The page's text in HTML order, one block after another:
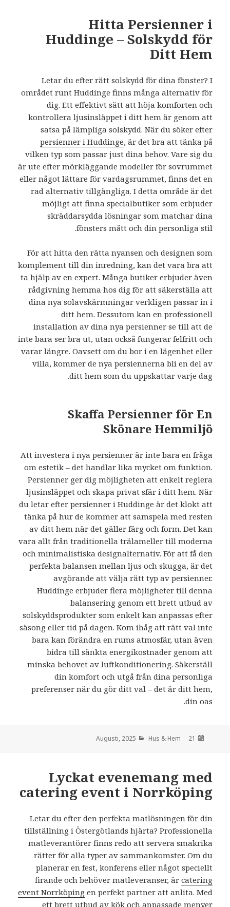
Hitta Persienner i
Huddinge – Solskydd för
Ditt Hem
Letar du efter rätt solskydd för dina fönster? I
området runt Huddinge finns många alternativ för
dig. Ett effektivt sätt att höja komforten och
kontrollera ljusinsläppet i ditt hem är genom att
satsa på lämpliga solskydd. När du söker efter
persienner i Huddinge, är det bra att tänka på
vilken typ som passar just dina behov. Vare sig du
är ute efter mörkläggande modeller för sovrummet
eller något lättare för vardagsrummet, finns det en
rad alternativ tillgängliga. I detta område är det
möjligt att finna specialbutiker som erbjuder
skräddarsydda lösningar som matchar dina
fönsters mått och din personliga stil.
För att hitta den rätta nyansen och designen som
komplement till din inredning, kan det vara bra att
ta hjälp av en expert. Många butiker erbjuder även
rådgivning hemma hos dig för att säkerställa att
dina nya solavskärmningar verkligen passar in i
ditt hem. Dessutom kan en professionell
installation av dina nya persienner se till att de
inte bara ser bra ut, utan också fungerar felfritt och
varar längre. Oavsett om du bor i en lägenhet eller
villa, kommer de nya persiennerna bli en del av
ditt hem som du uppskattar varje dag.
Skaffa Persienner för En
Skönare Hemmiljö
Att investera i nya persienner är inte bara en fråga
om estetik – det handlar lika mycket om funktion.
Persienner ger dig möjligheten att enkelt reglera
ljusinsläppet och skapa privat sfär i ditt hem. När
du letar efter persienner i Huddinge är det klokt att
tänka på hur de kommer att samspela med resten
av ditt hem när det gäller färg och form. Det kan
vara allt från traditionella trälameller till moderna
och minimalistiska designalternativ. För att få den
perfekta balansen mellan ljus och skugga, är det
avgörande att välja rätt typ av persienner.
Huddinge erbjuder flera möjligheter till denna
balansering genom ett brett utbud av
solskyddsprodukter som enkelt kan anpassas efter
säsong eller tid på dagen. Kom ihåg att rätt val inte
bara kan förändra en rums atmosfär, utan även
bidra till sänkta energikostnader genom att
minska behovet av luftkonditionering. Säkerställ
din komfort och utgå från dina personliga
preferenser när du gör ditt val – det är ditt hem,
din oas.
den
21 Augusti, 2025
Hus & Hem
Lyckat evenemang med
catering event i Norrköping
Letar du efter den perfekta matlösningen för din
tillställning i Östergötlands hjärta? Professionella
matleverantörer finns redo att servera smakrika
rätter för alla typer av sammankomster. Om du
planerar en fest, konferens eller något speciellt
firande och behöver matleveranser, är catering
event Norrköping en perfekt partner att anlita. Med
ett brett utbud av kök och anpassade menyer